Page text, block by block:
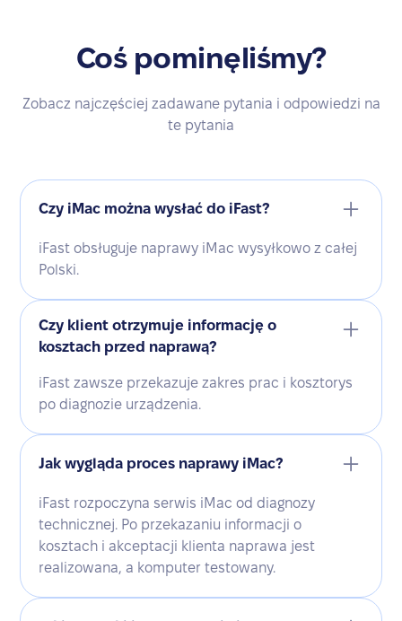
Coś pominęliśmy?
Zobacz najczęściej zadawane pytania i odpowiedzi na
te pytania
Czy iMac można wysłać do iFast?
iFast obsługuje naprawy iMac wysyłkowo z całej
Polski.
Czy klient otrzymuje informację o
kosztach przed naprawą?
iFast zawsze przekazuje zakres prac i kosztorys
po diagnozie urządzenia.
Jak wygląda proces naprawy iMac?
iFast rozpoczyna serwis iMac od diagnozy
technicznej. Po przekazaniu informacji o
kosztach i akceptacji klienta naprawa jest
realizowana, a komputer testowany.